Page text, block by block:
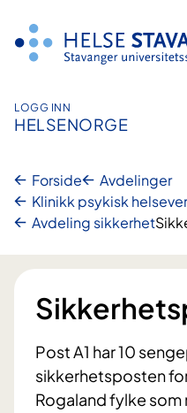
innhold
LOGG INN
HELSENORGE
Forside
Avdelinger
Klinikk psykisk
Avdeling sikkerhet
Post A1 har 10
sikkerhetsposten
Rogaland fylke som